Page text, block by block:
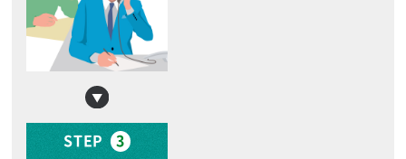
STEP 3